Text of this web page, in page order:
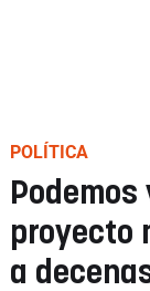
POLÍTICA
proyecto
a